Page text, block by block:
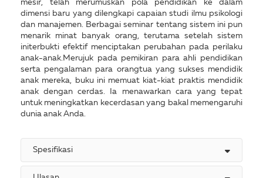
mesir, telah merumuskan pola pendidikan ke dalam
dimensi baru yang dilengkapi capaian studi ilmu psikologi
dan manajemen. Berbagai seminar tentang sistem ini pun
menarik minat banyak orang, terutama setelah sistem
initerbukti efektif menciptakan perubahan pada perilaku
anak-anak.Merujuk pada pemikiran para ahli pendidikan
serta pengalaman para orangtua yang sukses mendidik
anak mereka, buku ini memuat kiat-kiat praktis mendidik
anak dengan cerdas. Ia menawarkan cara yang tepat
untuk meningkatkan kecerdasan yang bakal memengaruhi
dunia anak Anda.
Spesifikasi